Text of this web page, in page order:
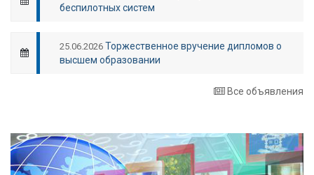
беспилотных систем
25.06.2026 Торжественное вручение дипломов о
высшем образовании
Все объявления